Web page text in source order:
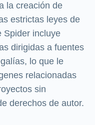
la creación de
estrictas leyes de
Spider incluye
dirigidas a fuentes
lo que le
relacionadas
sin
derechos de autor.